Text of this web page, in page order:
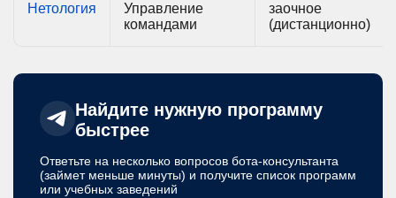
Нетология
Управление
командами
заочное
(дистанционно)
Найдите нужную программу
быстрее
Ответьте на несколько вопросов бота-консультанта
(займет меньше минуты) и получите список программ
или учебных заведений